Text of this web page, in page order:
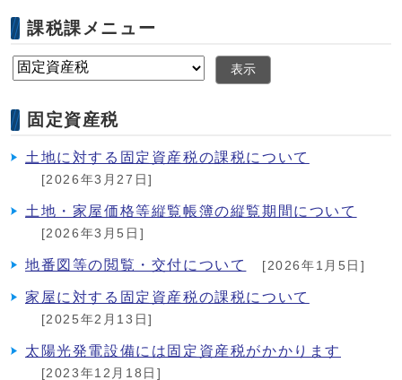
課税課メニュー
表示
固定資産税
土地に対する固定資産税の課税について
[2026年3月27日]
土地・家屋価格等縦覧帳簿の縦覧期間について
[2026年3月5日]
地番図等の閲覧・交付について [2026年1月5日]
家屋に対する固定資産税の課税について
[2025年2月13日]
太陽光発電設備には固定資産税がかかります
[2023年12月18日]